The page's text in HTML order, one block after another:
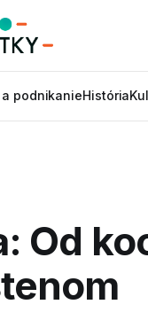
podnikanieHistória
Od